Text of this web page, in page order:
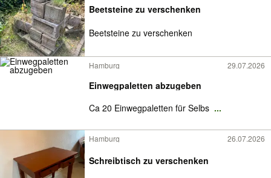
Beetsteine zu verschenken
Beetsteine zu verschenken
Hamburg 29.07.2026
Einwegpaletten abzugeben
Ca 20 Einwegpaletten für Selbs ...
Hamburg 26.07.2026
Schreibtisch zu verschenken